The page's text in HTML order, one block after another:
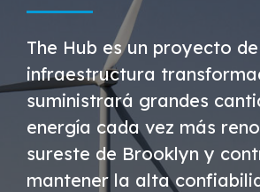
The Hub es un proyecto de
infraestructura
suministrará grandes
energía cada vez más
sureste de Brooklyn y
mantener la alta